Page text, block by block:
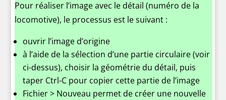
Pour réaliser l’image avec le détail (numéro de la
locomotive), le processus est le suivant :
ouvrir l’image d’origine
à l’aide de la sélection d’une partie circulaire (voir
ci-dessus), choisir la géométrie du détail, puis
taper Ctrl-C pour copier cette partie de l’image
Fichier > Nouveau permet de créer une nouvelle